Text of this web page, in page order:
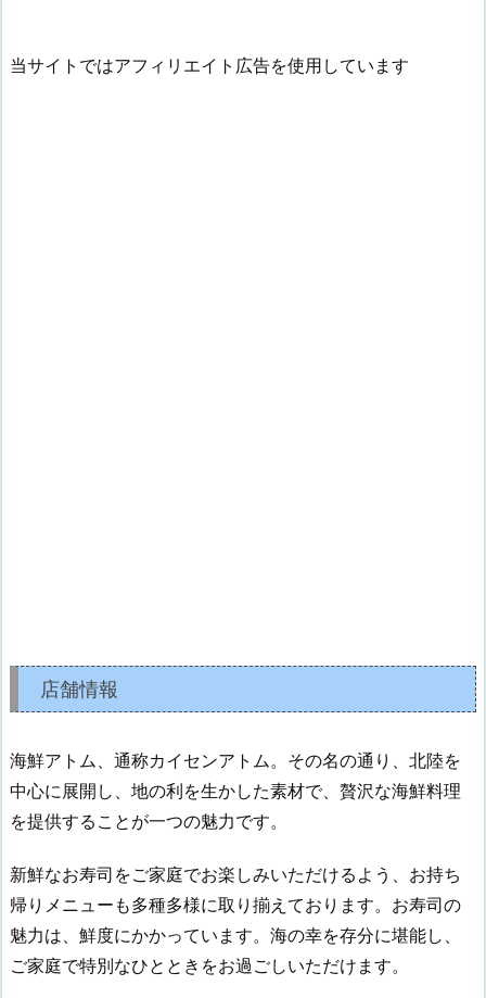
当サイトではアフィリエイト広告を使用しています
店舗情報
海鮮アトム、通称カイセンアトム。その名の通り、北陸を
中心に展開し、地の利を生かした素材で、贅沢な海鮮料理
を提供することが一つの魅力です。
新鮮なお寿司をご家庭でお楽しみいただけるよう、お持ち
帰りメニューも多種多様に取り揃えております。お寿司の
魅力は、鮮度にかかっています。海の幸を存分に堪能し、
ご家庭で特別なひとときをお過ごしいただけます。